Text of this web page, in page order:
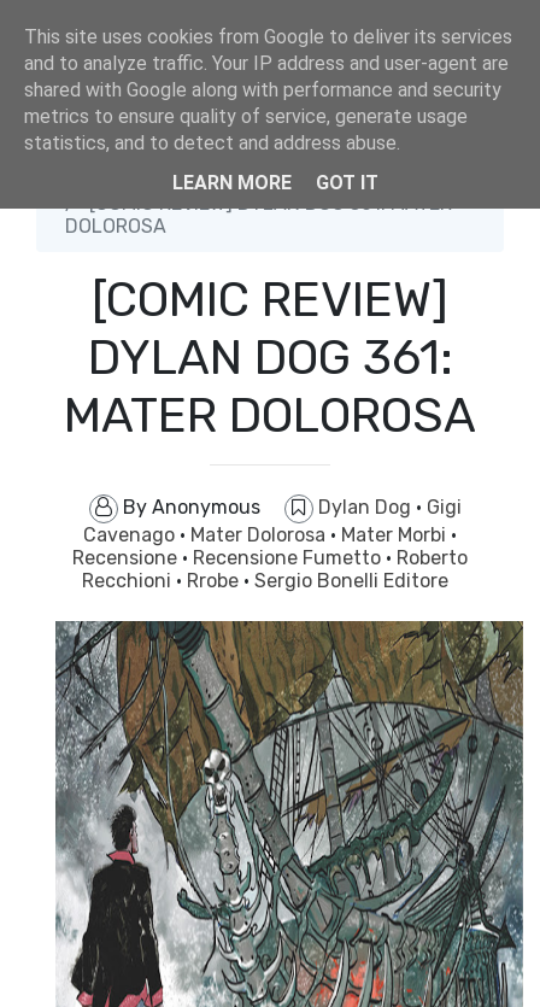
Dylan Dog
[COMIC REVIEW] DYLAN DOG 361: MATER
DOLOROSA
[COMIC REVIEW]
DYLAN DOG 361:
MATER DOLOROSA
By Anonymous Dylan Dog · Gigi
Cavenago · Mater Dolorosa · Mater Morbi ·
Recensione · Recensione Fumetto · Roberto
Recchioni · Rrobe · Sergio Bonelli Editore
This site uses cookies from Google to deliver its services
and to analyze traffic. Your IP address and user-agent are
shared with Google along with performance and security
metrics to ensure quality of service, generate usage
statistics, and to detect and address abuse.
LEARN MORE
GOT IT